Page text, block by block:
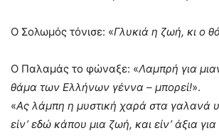
Ο Σολωμός τόνισε: «Γλυκιά η ζωή, κι ο
Ο Παλαμάς το φώναξε: «Λαμπρή για
θάμα των Ελλήνων γέννα – μπορεί!».
«Ας λάμπη η μυστική χαρά στα γαλανά
είν’ εδώ κάπου μια ζωή, και είν’ άξια